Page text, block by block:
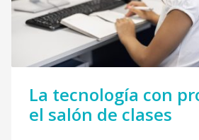
La tecnología con
el salón de clases